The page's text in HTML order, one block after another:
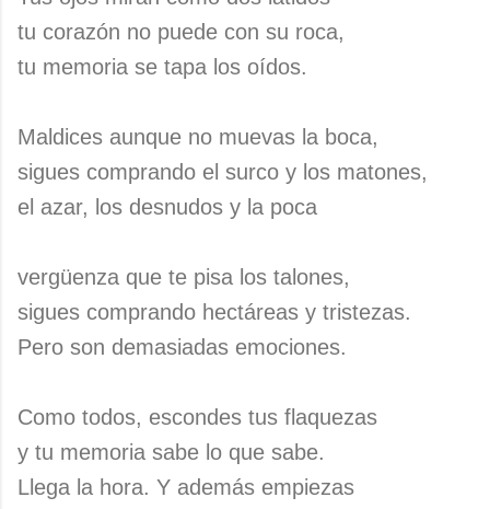
tu corazón no puede con su roca,
tu memoria se tapa los oídos.
Maldices aunque no muevas la boca,
sigues comprando el surco y los matones,
el azar, los desnudos y la poca
vergüenza que te pisa los talones,
sigues comprando hectáreas y tristezas.
Pero son demasiadas emociones.
Como todos, escondes tus flaquezas
y tu memoria sabe lo que sabe.
Llega la hora. Y además empiezas